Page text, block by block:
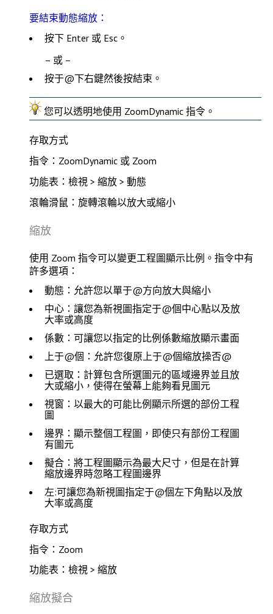
要結束動態縮放：
按下 Enter 或 Esc 。
– 或 –
按于@下右鍵然後按結束 。
您可以透明地使用 ZoomDynamic指令。
存取方式
指令：ZoomDynamic 或 Zoom
功能表：檢視 > 縮放 > 動態
滾輪滑鼠：旋轉滾輪以放大或縮小
縮放
使用 Zoom 指令可以變更工程圖顯示比例。指令中有
許多選項：
動態 ：允許您以單于@方向放大與縮小
中心 ：讓您為新視圖指定于@個中心點以及放
大率或高度
係數 ：可讓您以指定的比例係數縮放顯示畫面
上于@個 ：允許您復原上于@個縮放操否@
已選取 ：計算包含所選圖元的區域邊界並且放
大或縮小，使得在螢幕上能夠看見圖元
視窗 ：以最大的可能比例顯示所選的部份工程
圖
邊界 ：顯示整個工程圖，即使只有部份工程圖
有圖元
擬合 ：將工程圖顯示為最大尺寸，但是在計算
縮放邊界時忽略工程圖邊界
左:可讓您為新視圖指定于@個左下角點以及放
大率或高度
存取方式
指令：Zoom
功能表：檢視 > 縮放
縮放擬合